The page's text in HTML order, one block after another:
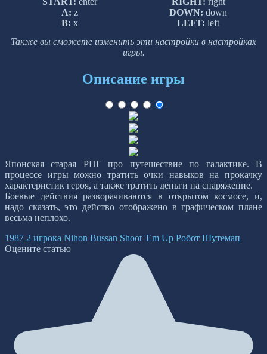
A: z
B: x
DOWN: down
LEFT: left
Также вы сможете изменить эти настройки в настройках
игры.
Описание игры
Японская старая РПГ про путешествие по галактике. В
процессе игры можно тратить очки навыков на прокачку
характеристик героя, а также тратить деньги на снаряжение.
Боевые действия разворачиваются в открытом космосе, и,
надо сказать, это действо отображено в графическом плане
весьма неплохо.
1987 2 игрока Nihon Bussan Shoot 'Em Up Робот Шутемап
Оцените статью